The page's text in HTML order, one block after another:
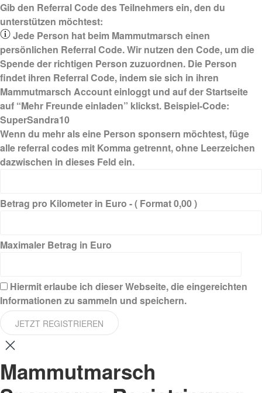
Gib den Referral Code des Teilnehmers ein, den du
unterstützen möchtest:
Jede Person hat beim Mammutmarsch einen
persönlichen Referral Code. Wir nutzen den Code, um die
Spende der richtigen Person zuzuordnen. Die Person
findet ihren Referral Code, indem sie sich in ihren
Mammutmarsch Account einloggt und auf der Startseite
auf “Mehr Freunde einladen” klickst. Beispiel-Code:
SuperSandra10
Wenn du mehr als eine Person sponsern möchtest, füge
alle referral codes mit Komma getrennt, ohne Leerzeichen
dazwischen in dieses Feld ein.
Betrag pro Kilometer in Euro - ( Format 0,00 )
Maximaler Betrag in Euro
Hiermit erlaube ich dieser Webseite, die eingereichten
Informationen zu sammeln und speichern.
JETZT REGISTRIEREN
Mammutmarsch